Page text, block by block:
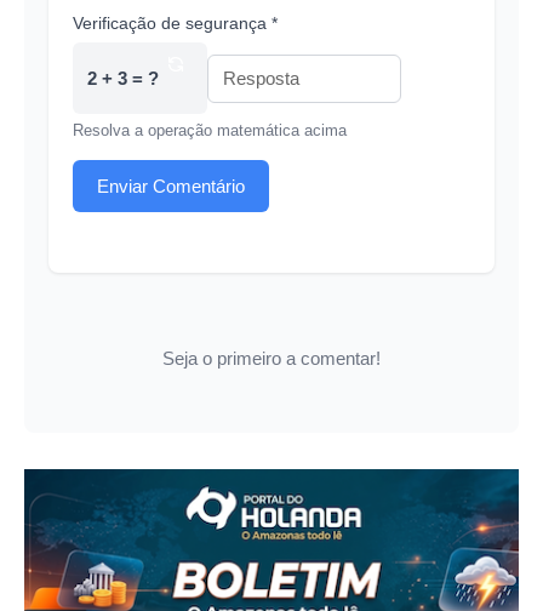
Verificação de segurança *
2 + 3 = ?
Resolva a operação matemática acima
Enviar Comentário
Seja o primeiro a comentar!